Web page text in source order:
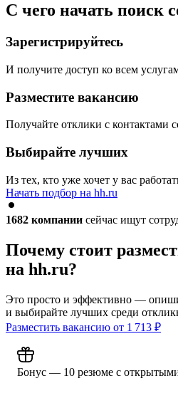
С чего начать поиск
Зарегистрируйтесь
И получите доступ ко всем
Разместите вакансию
Получайте отклики с контактами
Выбирайте лучших
Из тех, кто уже хочет у вас
Начать подбор на hh.ru
1682 компании сейчас ищут
Почему стоит
на hh.ru?
Это просто и эффективно —
и выбирайте лучших среди
Разместить вакансию от 1 713 ₽
Бонус — 10 резюме с